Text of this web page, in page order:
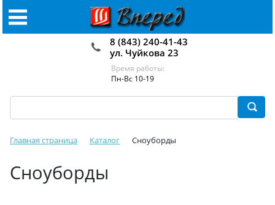
8 (843) 240-41-43
ул. Чуйкова 23
Время работы:
Пн-Вс 10-19
Главная страница Каталог Сноуборды
Сноуборды